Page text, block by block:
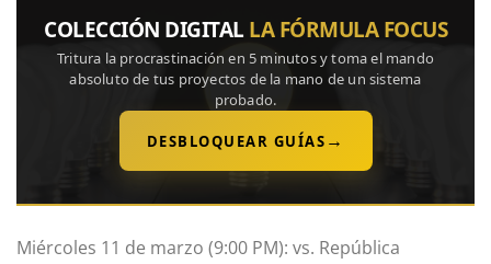
COLECCIÓN DIGITAL LA FÓRMULA FOCUS
Tritura la procrastinación en 5 minutos y toma el mando
absoluto de tus proyectos de la mano de un sistema
probado.
DESBLOQUEAR GUÍAS →
Miércoles 11 de marzo (9:00 PM): vs. República